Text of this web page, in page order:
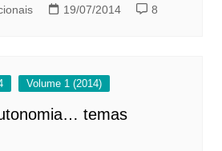
19/07/2014 8
Volume 1 (2014)
temas